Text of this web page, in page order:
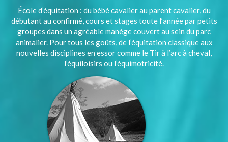
École d’équitation : du bébé cavalier au parent cavalier, du
débutant au confirmé, cours et stages toute l’année par petits
groupes dans un agréable manège couvert au sein du parc
animalier. Pour tous les goûts, de l’équitation classique aux
nouvelles disciplines en essor comme le Tir à l’arc à cheval,
l’équiloisirs ou l’équimotricité.